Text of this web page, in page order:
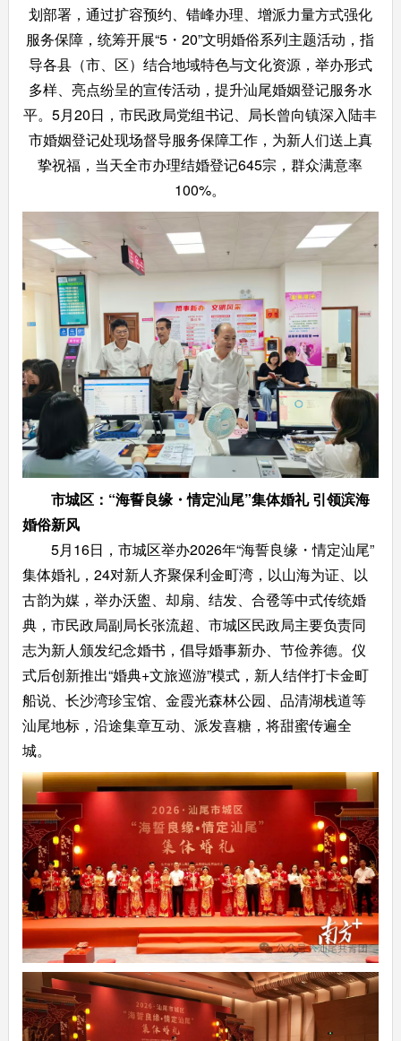
划部署，通过扩容预约、错峰办理、增派力量方式强化
服务保障，统筹开展“5・20”文明婚俗系列主题活动，指
导各县（市、区）结合地域特色与文化资源，举办形式
多样、亮点纷呈的宣传活动，提升汕尾婚姻登记服务水
平。5月20日，市民政局党组书记、局长曾向镇深入陆丰
市婚姻登记处现场督导服务保障工作，为新人们送上真
挚祝福，当天全市办理结婚登记645宗，群众满意率
100%。
市城区：“海誓良缘・情定汕尾”集体婚礼 引领滨海
婚俗新风
5月16日，市城区举办2026年“海誓良缘・情定汕尾”
集体婚礼，24对新人齐聚保利金町湾，以山海为证、以
古韵为媒，举办沃盥、却扇、结发、合卺等中式传统婚
典，市民政局副局长张流超、市城区民政局主要负责同
志为新人颁发纪念婚书，倡导婚事新办、节俭养德。仪
式后创新推出“婚典+文旅巡游”模式，新人结伴打卡金町
船说、长沙湾珍宝馆、金霞光森林公园、品清湖栈道等
汕尾地标，沿途集章互动、派发喜糖，将甜蜜传遍全
城。